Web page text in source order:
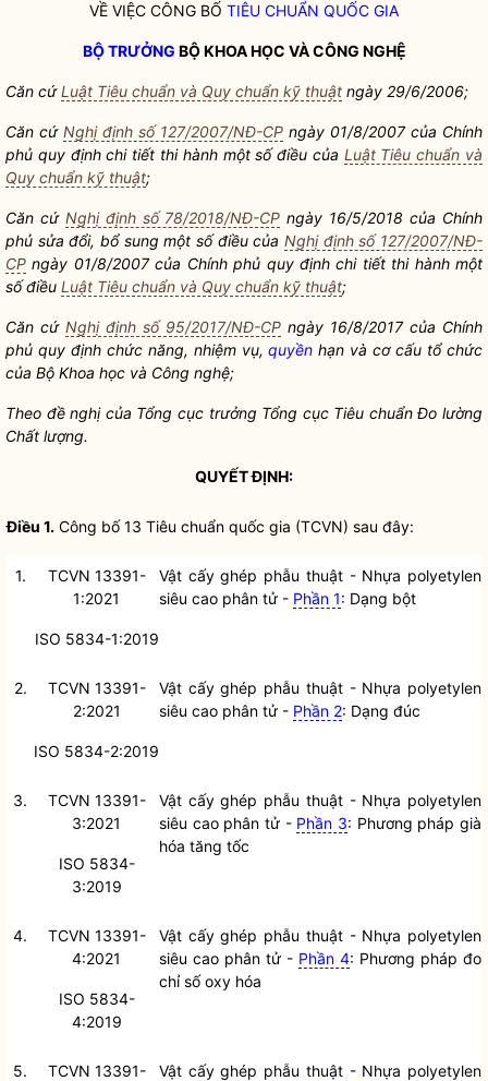
VỀ VIỆC CÔNG BỐ TIÊU CHUẨN QUỐC GIA
BỘ TRƯỞNG BỘ KHOA HỌC VÀ CÔNG NGHỆ
Căn cứLuật Tiêu chuẩn và Quy chuẩn kỹ thuật ngày 29/6/2006;
Căn cứ Nghị định số 127/2007/NĐ-CP ngày 01/8/2007 của Chính
phủ quy định chi tiết thi hành một số điều của Luật Tiêu chuẩn và
Quy chuẩn kỹ thuật;
Căn cứ Nghị định số 78/2018/NĐ-CP ngày 16/5/2018 của Chính
phủ sửa đổi, bổ sung một số điều của Nghị định số 127/2007/NĐ-
CP ngày 01/8/2007 của Chính phủ quy định chi tiết thi hành một
số điều Luật Tiêu chuẩn và Quy chuẩn kỹ thuật;
Căn cứ Nghị định số 95/2017/NĐ-CP ngày 16/8/2017 của Chính
phủ quy định chức năng, nhiệm vụ,quyền hạn và cơ cấu tổ chức
của Bộ Khoa học và Công nghệ;
Theo đề nghị của Tổng cục trưởng Tổng cục Tiêu chuẩn Đo lường
Chất lượng.
QUYẾT ĐỊNH:
Điều 1. Công bố 13 Tiêu chuẩn quốc gia (TCVN) sau đây:
1.
TCVN 13391-
1:2021
ISO 5834-1:2019
Vật cấy ghép phẫu thuật - Nhựa polyetylen
siêu cao phân tử - Phần 1: Dạng bột
2.
TCVN 13391-
2:2021
ISO 5834-2:2019
Vật cấy ghép phẫu thuật - Nhựa polyetylen
siêu cao phân tử - Phần 2: Dạng đúc
3.
TCVN 13391-
3:2021
ISO 5834-
3:2019
Vật cấy ghép phẫu thuật - Nhựa polyetylen
siêu cao phân tử - Phần 3: Phương pháp già
hóa tăng tốc
4.
TCVN 13391-
4:2021
ISO 5834-
4:2019
Vật cấy ghép phẫu thuật - Nhựa polyetylen
siêu cao phân tử - Phần 4: Phương pháp đo
chỉ số oxy hóa
5.
TCVN 13391-
Vật cấy ghép phẫu thuật - Nhựa polyetylen